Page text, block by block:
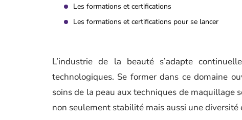
Les formations et certifications
Les formations et certifications pour se lancer
L’industrie de la beauté s’adapte
technologiques. Se former dans ce domaine
soins de la peau aux techniques de maquillage
non seulement stabilité mais aussi une diversité